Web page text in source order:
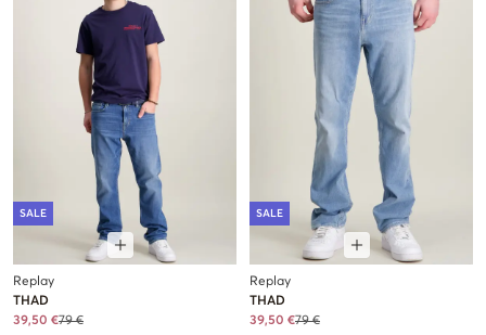
SALE
Replay
THAD
39,50 €79 €
SALE
Replay
THAD
39,50 €79 €